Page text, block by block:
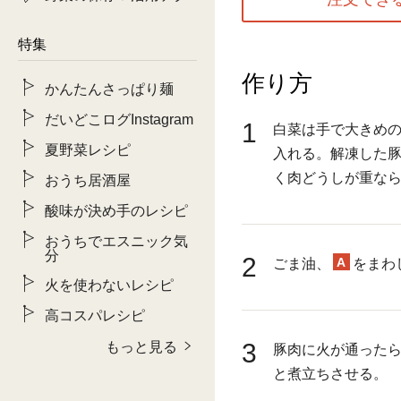
作り方
1
白菜は手で大きめ
入れる。解凍した
く肉どうしが重な
2 ごま油、 A をまわ
3
豚肉に火が通った
と煮立ちさせる。
特集
かんたんさっぱり麺
だいどこログInstagram
夏野菜レシピ
おうち居酒屋
酸味が決め手のレシピ
おうちでエスニック気
分
火を使わないレシピ
高コスパレシピ
もっと見る